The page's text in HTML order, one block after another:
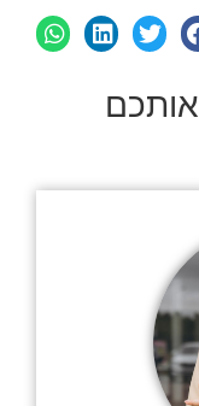
אותכם